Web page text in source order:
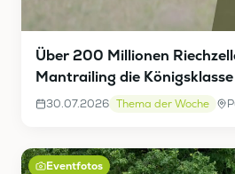
Über 200 Millionen
Mantrailing die
30.07.2026 Thema der Woche
Eventfotos